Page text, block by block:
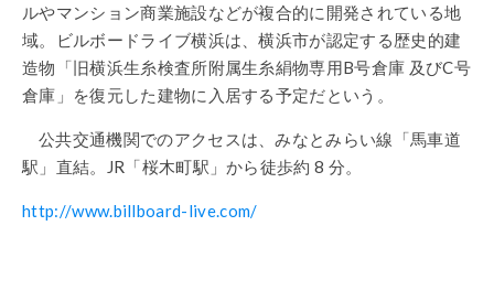
ルやマンション商業施設などが複合的に開発されている地
域。ビルボードライブ横浜は、横浜市が認定する歴史的建
造物「旧横浜生糸検査所附属生糸絹物専用B号倉庫 及びC号
倉庫」を復元した建物に入居する予定だという。
公共交通機関でのアクセスは、みなとみらい線「馬車道
駅」直結。JR「桜木町駅」から徒歩約 8 分。
http://www.billboard-live.com/